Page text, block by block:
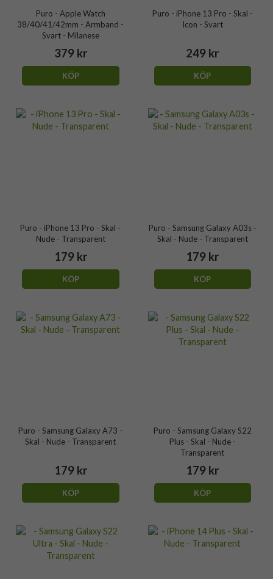
Puro - Apple Watch
38/40/41/42mm - Armband -
Svart - Milanese
379 kr
KÖP
Puro - iPhone 13 Pro - Skal -
Icon - Svart
249 kr
KÖP
Puro - iPhone 13 Pro - Skal -
Nude - Transparent
179 kr
KÖP
Puro - Samsung Galaxy A03s -
Skal - Nude - Transparent
179 kr
KÖP
Puro - Samsung Galaxy A73 -
Skal - Nude - Transparent
179 kr
KÖP
Puro - Samsung Galaxy S22
Plus - Skal - Nude -
Transparent
179 kr
KÖP